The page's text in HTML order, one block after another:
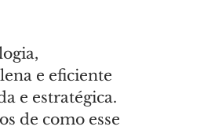
e eficiente
e estratégica.
de como esse